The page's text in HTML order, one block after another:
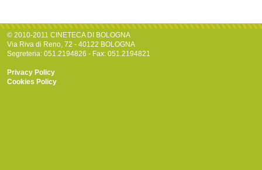
© 2010-2011 CINETECA DI BOLOGNA
Via Riva di Reno, 72 - 40122 BOLOGNA
Segreteria: 051.2194826 - Fax: 051.2194821
Privacy Policy
Cookies Policy